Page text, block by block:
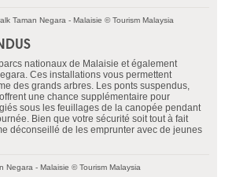
nationaux de Malaisie et également
Ces installations vous permettent
des grands arbres. Les ponts suspendus,
une chance supplémentaire pour
sous les feuillages de la canopée pendant
Bien que votre sécurité soit tout à fait
déconseillé de les emprunter avec de jeunes